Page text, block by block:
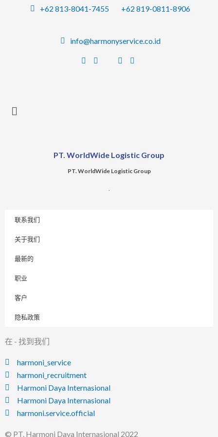
+62 813-8041-7455 +62 819-0811-8906
info@harmonyservice.co.id
PT. WorldWide Logistic Group
PT. WorldWide Logistic Group
.
联系我们
关于我们
最新的
职业
客户
隐私政策
在 - 找到我们
harmoni_service
harmoni_recruitment
Harmoni Daya Internasional
Harmoni Daya Internasional
harmoni.service.official
© PT. Harmoni Daya Internasional 2022